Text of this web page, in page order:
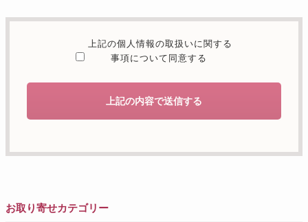
合わせを適切に受け付け、当社が提供するサービスに関する情
d）個人情報を第三者に提供することが予定される場合の事項
た個人情報を第三者に提供することはありません。
ことがあります。
利用目的の通知・開示・内容の訂正・追加または削除・利用の
上記の個人情報の取扱いに関する
事項について同意する
上記の内容で送信する
お取り寄せカテゴリー